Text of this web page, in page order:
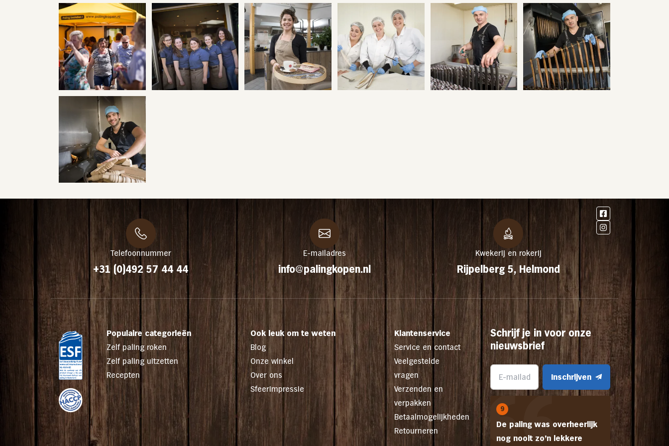
+31 (0)492 57 44 44
Telefoonnummer
info@palingkopen.nl
E-mailadres
Rijpelberg 5, Helmond
Kwekerij en rokerij
Populaire categorieën
Zelf paling roken
Zelf paling uitzetten
Recepten
Ook leuk om te weten
Blog
Onze winkel
Over ons
Sfeerimpressie
Klantenservice
Service en contact
Veelgestelde
vragen
Verzenden en
verpakken
Betaalmogelijkheden
Retourneren
Schrijf je in voor onze
nieuwsbrief
Inschrijven
9
De paling was overheerlijk
nog nooit zo'n lekkere